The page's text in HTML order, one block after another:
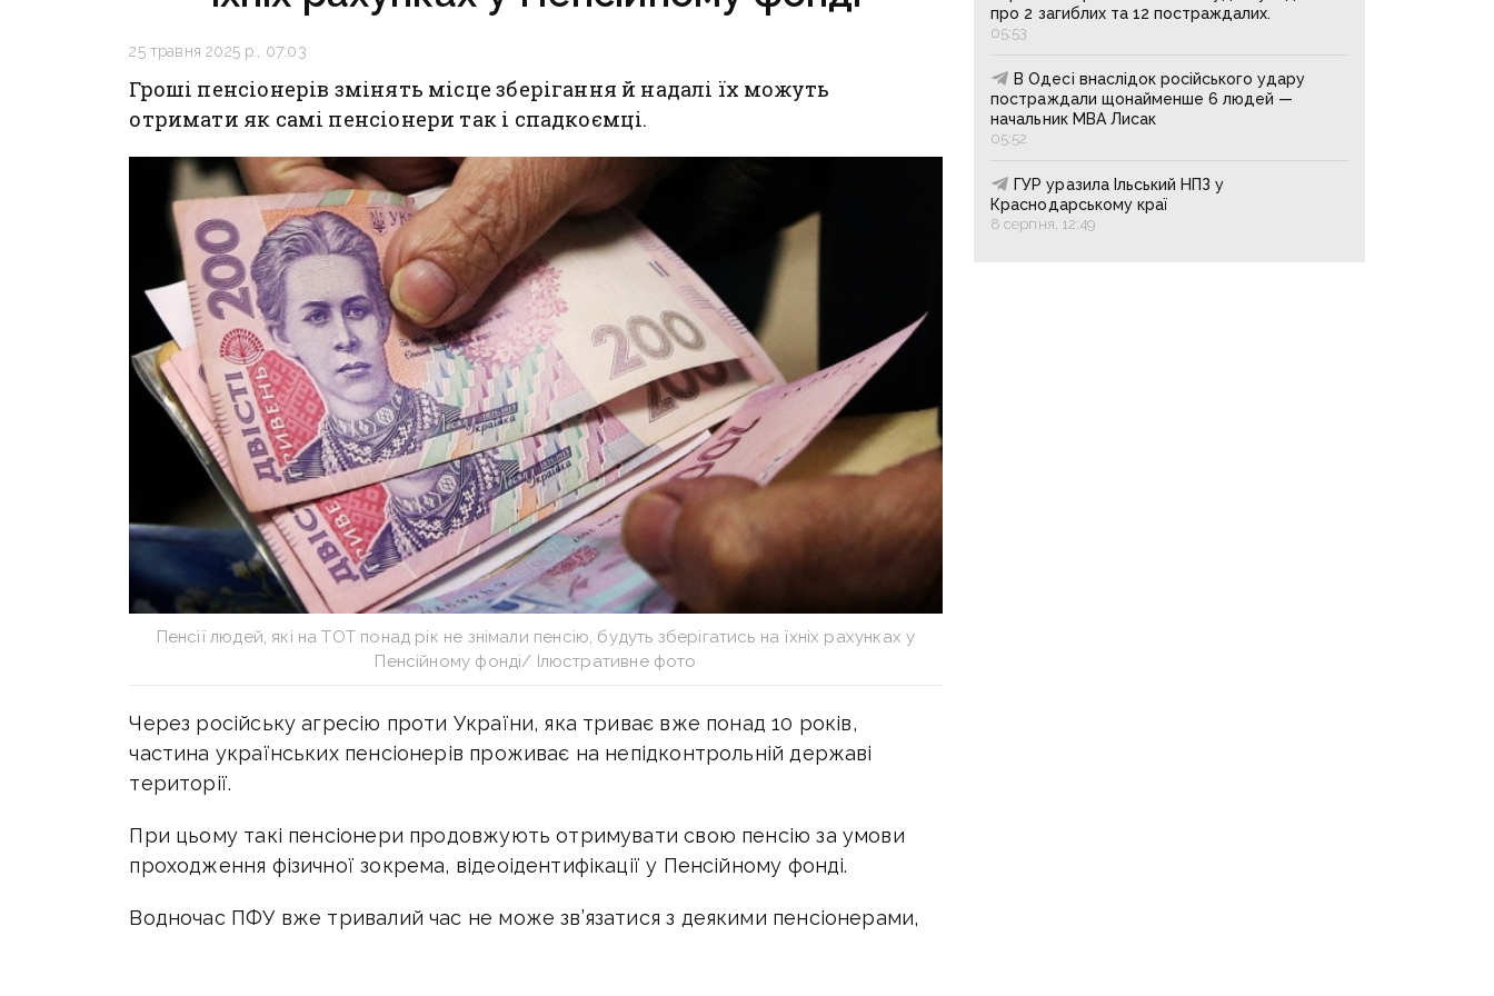
25 травня 2025 р., 07:03
Гроші пенсіонерів змінять місце зберігання й надалі їх можуть
отримати як самі пенсіонери так і спадкоємці.
Пенсії людей, які на ТОТ понад рік не знімали пенсію, будуть зберігатись на їхніх рахунках у
Пенсійному фонді/ Ілюстративне фото
Через російську агресію проти України, яка триває вже понад 10 років,
частина українських пенсіонерів проживає на непідконтрольній державі
території.
При цьому такі пенсіонери продовжують отримувати свою пенсію за умови
проходження фізичної зокрема, відеоідентифікації у Пенсійному фонді.
Водночас ПФУ вже тривалий час не може зв’язатися з деякими пенсіонерами,
про 2 загиблих та 12 постраждалих.
05:53
В Одесі внаслідок російського удару
постраждали щонайменше 6 людей —
начальник МВА Лисак
05:52
ГУР уразила Ільський НПЗ у
Краснодарському краї
8 серпня, 12:49